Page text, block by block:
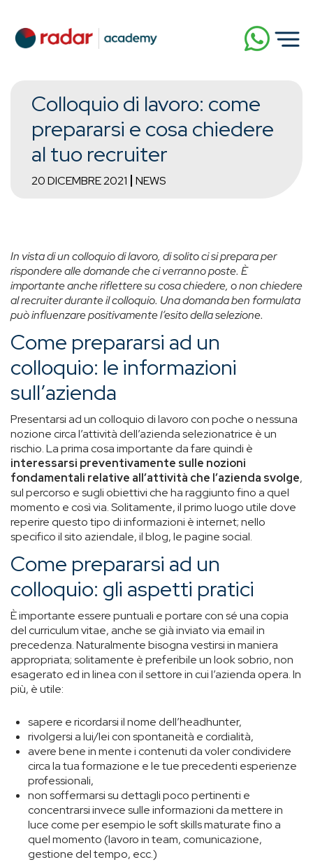
Colloquio di lavoro: come
prepararsi e cosa chiedere
al tuo recruiter
20 DICEMBRE 2021 NEWS
In vista di un colloquio di lavoro, di solito ci si prepara per
rispondere alle domande che ci verranno poste. È
importante anche riflettere su cosa chiedere, o non chiedere
al recruiter durante il colloquio. Una domanda ben formulata
può influenzare positivamente l’esito della selezione.
Come prepararsi ad un
colloquio: le informazioni
sull’azienda
Presentarsi ad un colloquio di lavoro con poche o nessuna
nozione circa l’attività dell’azienda selezionatrice è un
rischio. La prima cosa importante da fare quindi è
interessarsi preventivamente sulle nozioni
fondamentali relative all’attività che l’azienda svolge,
sul percorso e sugli obiettivi che ha raggiunto fino a quel
momento e così via. Solitamente, il primo luogo utile dove
reperire questo tipo di informazioni è internet; nello
specifico il sito aziendale, il blog, le pagine social.
Come prepararsi ad un
colloquio: gli aspetti pratici
È importante essere puntuali e portare con sé una copia
del curriculum vitae, anche se già inviato via email in
precedenza. Naturalmente bisogna vestirsi in maniera
appropriata; solitamente è preferibile un look sobrio, non
esagerato ed in linea con il settore in cui l’azienda opera. In
più, è utile:
sapere e ricordarsi il nome dell’headhunter,
rivolgersi a lui/lei con spontaneità e cordialità,
avere bene in mente i contenuti da voler condividere
circa la tua formazione e le tue precedenti esperienze
professionali,
non soffermarsi su dettagli poco pertinenti e
concentrarsi invece sulle informazioni da mettere in
luce come per esempio le soft skills maturate fino a
quel momento (lavoro in team, comunicazione,
gestione del tempo, ecc.)